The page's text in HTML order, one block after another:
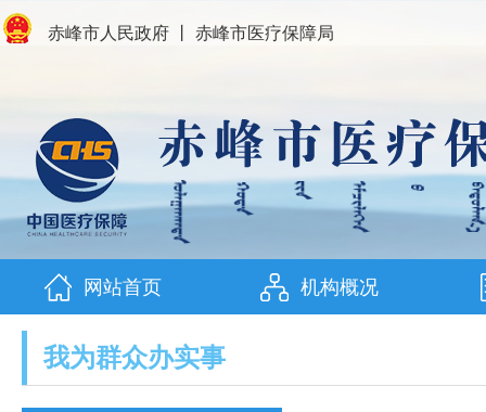
赤峰市人民政府 赤峰市医疗保障局
网站首页 机构概况
我为群众办实事